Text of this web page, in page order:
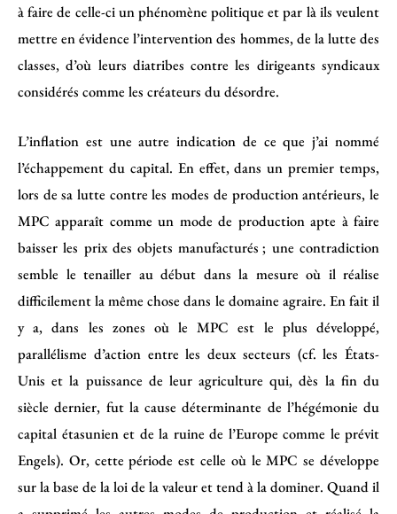
à faire de celle-ci un phénomène politique et par là ils veulent
mettre en évidence l’intervention des hommes, de la lutte des
classes, d’où leurs diatribes contre les dirigeants syndicaux
considérés comme les créateurs du désordre.
L’inflation est une autre indication de ce que j’ai nommé
l’échappement du capital. En effet, dans un premier temps,
lors de sa lutte contre les modes de production antérieurs, le
MPC apparaît comme un mode de production apte à faire
baisser les prix des objets manufacturés ; une contradiction
semble le tenailler au début dans la mesure où il réalise
difficilement la même chose dans le domaine agraire. En fait il
y a, dans les zones où le MPC est le plus développé,
parallélisme d’action entre les deux secteurs (cf. les États-
Unis et la puissance de leur agriculture qui, dès la fin du
siècle dernier, fut la cause déterminante de l’hégémonie du
capital étasunien et de la ruine de l’Europe comme le prévit
Engels). Or, cette période est celle où le MPC se développe
sur la base de la loi de la valeur et tend à la dominer. Quand il